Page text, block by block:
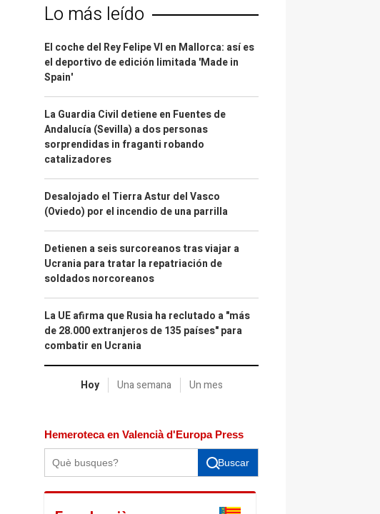
Lo más leído
El coche del Rey Felipe VI en Mallorca: así es
el deportivo de edición limitada 'Made in
Spain'
La Guardia Civil detiene en Fuentes de
Andalucía (Sevilla) a dos personas
sorprendidas in fraganti robando
catalizadores
Desalojado el Tierra Astur del Vasco
(Oviedo) por el incendio de una parrilla
Detienen a seis surcoreanos tras viajar a
Ucrania para tratar la repatriación de
soldados norcoreanos
La UE afirma que Rusia ha reclutado a "más
de 28.000 extranjeros de 135 países" para
combatir en Ucrania
Hoy Una semana Un mes
Hemeroteca en Valencià d'Europa Press
Buscar